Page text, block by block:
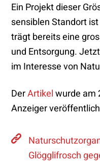
Ein Projekt dieser
sensiblen Standort
trägt bereits eine
und Entsorgung.
im Interesse von
DerArtikelwurde am
Anzeiger
Glögglifrosch